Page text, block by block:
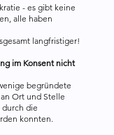
- es gibt keine
alle haben
langfristiger!
im Konsent nicht
begründete
Ort und Stelle
die
konnten.